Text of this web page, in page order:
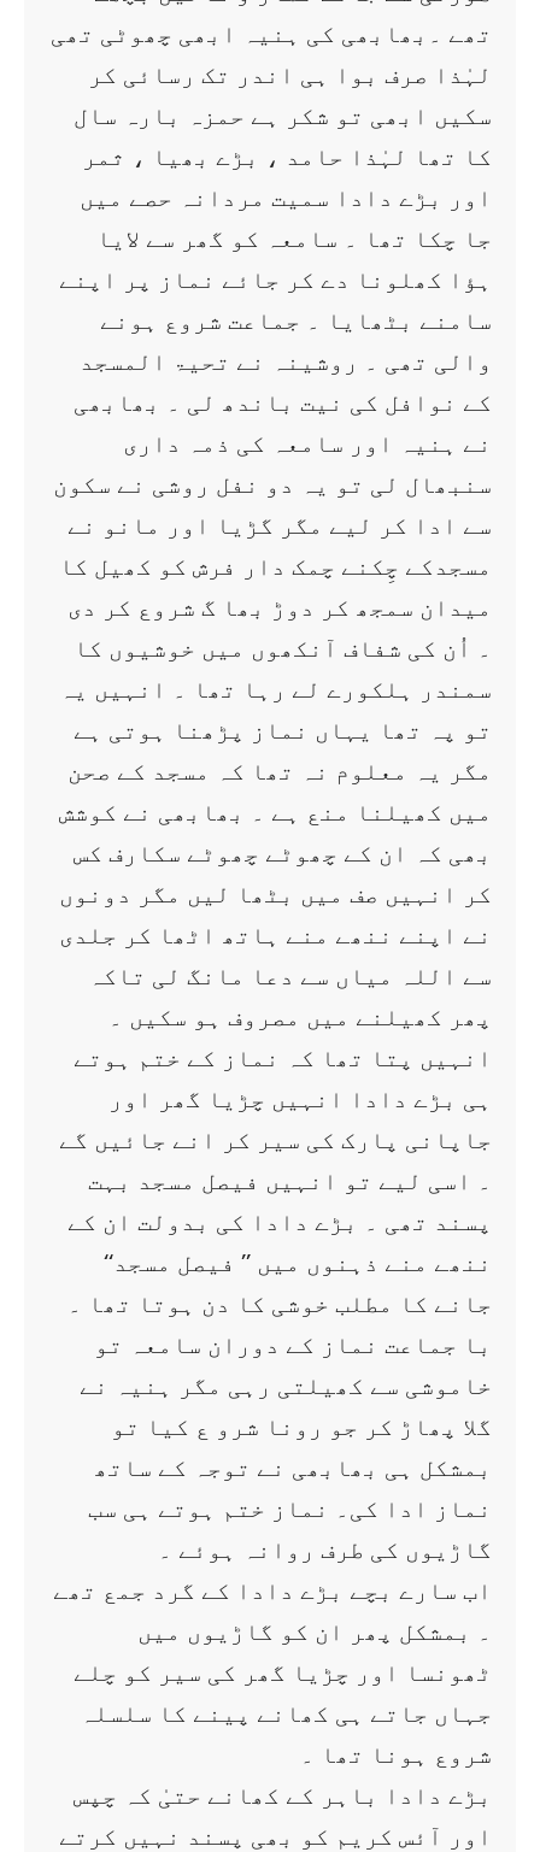
تھے ۔بھابھی کی ہنیہ ابھی چھوٹی تھی
لہٰذا صرف بوا ہی اندر تک رسائی کر
سکیں ابھی تو شکر ہے حمزہ بارہ سال
کا تھا لہٰذا حامد ، بڑے بھیا ، ثمر
اور بڑے دادا سمیت مردانہ حصے میں
جا چکا تھا ۔ سامعہ کو گھر سے لایا
ہؤا کھلونا دے کر جائے نماز پر اپنے
سامنے بٹھایا ۔ جماعت شروع ہونے
والی تھی ۔ روشینہ نے تحیۃ المسجد
کے نوافل کی نیت باندھ لی ۔ بھابھی
نے ہنیہ اور سامعہ کی ذمہ داری
سنبھال لی تو یہ دو نفل روشی نے سکون
سے ادا کر لیے مگر گڑیا اور مانو نے
مسجدکے چِکنے چمک دار فرش کو کھیل کا
میدان سمجھ کر دوڑ بھا گ شروع کر دی
۔ اُن کی شفاف آنکھوں میں خوشیوں کا
سمندر ہلکورے لے رہا تھا ۔ انہیں یہ
تو پہ تھا یہاں نماز پڑھنا ہوتی ہے
مگر یہ معلوم نہ تھا کہ مسجد کے صحن
میں کھیلنا منع ہے ۔ بھابھی نے کوشش
بھی کہ ان کے چھوٹے چھوٹے سکارف کس
کر انہیں صف میں بٹھا لیں مگر دونوں
نے اپنے ننھے منے ہاتھ اٹھا کر جلدی
سے اللہ میاں سے دعا مانگ لی تاکہ
پھر کھیلنے میں مصروف ہو سکیں ۔
انہیں پتا تھا کہ نماز کے ختم ہوتے
ہی بڑے دادا انہیں چڑیا گھر اور
جاپانی پارک کی سیر کر انے جائیں گے
۔ اسی لیے تو انہیں فیصل مسجد بہت
پسند تھی ۔ بڑے دادا کی بدولت ان کے
ننھے منے ذہنوں میں ’’ فیصل مسجد‘‘
جانے کا مطلب خوشی کا دن ہوتا تھا ۔
با جماعت نماز کے دوران سامعہ تو
خاموشی سے کھیلتی رہی مگر ہنیہ نے
گلا پھاڑ کر جو رونا شرو ع کیا تو
بمشکل ہی بھابھی نے توجہ کے ساتھ
نماز ادا کی۔ نماز ختم ہوتے ہی سب
گاڑیوں کی طرف روانہ ہوئے ۔
اب سارے بچے بڑے دادا کے گرد جمع تھے
۔ بمشکل پھر ان کو گاڑیوں میں
ٹھونسا اور چڑیا گھر کی سیر کو چلے
جہاں جاتے ہی کھانے پینے کا سلسلہ
شروع ہونا تھا ۔
بڑے دادا باہر کے کھانے حتیٰ کہ چپس
اور آئس کریم کو بھی پسند نہیں کرتے